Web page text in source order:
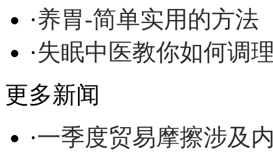
·养胃-简单实用的方法
·失眠中医教你如何调
更多新闻
·一季度贸易摩擦涉及